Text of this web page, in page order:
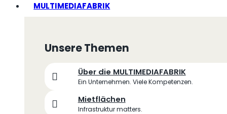
MULTIMEDIAFABRIK
Unsere Themen
Über die MULTIMEDIAFABRIK
Ein Unternehmen. Viele Kompetenzen.
Mietflächen
Infrastruktur matters.